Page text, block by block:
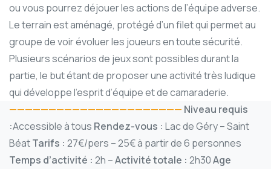
ou vous pourrez déjouer les actions de l’équipe adverse.
Le terrain est aménagé, protégé d’un filet qui permet au
groupe de voir évoluer les joueurs en toute sécurité.
Plusieurs scénarios de jeux sont possibles durant la
partie, le but étant de proposer une activité très ludique
qui développe l’esprit d’équipe et de camaraderie.
—————————————————————— Niveau requis
:Accessible à tous Rendez-vous : Lac de Géry – Saint
BéatTarifs : 27€/pers – 25€ à partir de 6 personnes
Temps d’activité : 2h –Activité totale : 2h30Age